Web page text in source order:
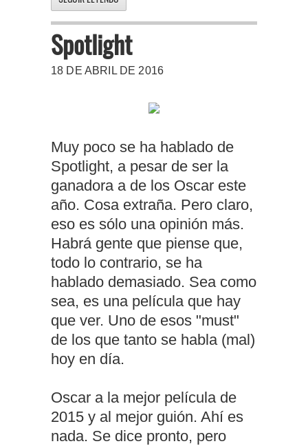
Spotlight
18 DE ABRIL DE 2016
Muy poco se ha hablado de
Spotlight, a pesar de ser la
ganadora a de los Oscar este
año. Cosa extraña. Pero claro,
eso es sólo una opinión más.
Habrá gente que piense que,
todo lo contrario, se ha
hablado demasiado. Sea como
sea, es una película que hay
que ver. Uno de esos "must"
de los que tanto se habla (mal)
hoy en día.
Oscar a la mejor película de
2015 y al mejor guión. Ahí es
nada. Se dice pronto, pero